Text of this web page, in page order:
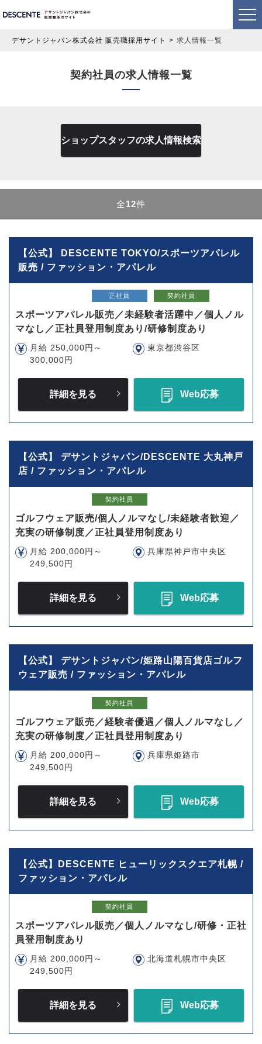
デサントジャパン株式会社 販売職採用サイト 求人情報一覧
契約社員の求人情報一覧
ショップスタッフの求人情報検索
全12件
【公式】 DESCENTE TOKYO/スポーツアパレル
販売 / ファッション・アパレル
正社員 契約社員
スポーツアパレル販売／未経験者活躍中／個人ノル
マなし／正社員登用制度あり/研修制度あり
月給 250,000円～
300,000円
東京都渋谷区
詳細を見る Web応募
【公式】 デサントジャパン/DESCENTE 大丸神戸
店 / ファッション・アパレル
契約社員
ゴルフウェア販売/個人ノルマなし/未経験者歓迎／
充実の研修制度／正社員登用制度あり
月給 200,000円～
249,500円
兵庫県神戸市中央区
詳細を見る Web応募
【公式】 デサントジャパン/姫路山陽百貨店ゴルフ
ウェア販売 / ファッション・アパレル
契約社員
ゴルフウェア販売／経験者優遇／個人ノルマなし／
充実の研修制度／正社員登用制度あり
月給 200,000円～
249,500円
兵庫県姫路市
詳細を見る Web応募
【公式】DESCENTE ヒューリックスクエア札幌 /
ファッション・アパレル
契約社員
スポーツアパレル販売／個人ノルマなし/研修・正社
員登用制度あり
月給 200,000円～
249,500円
北海道札幌市中央区
詳細を見る Web応募